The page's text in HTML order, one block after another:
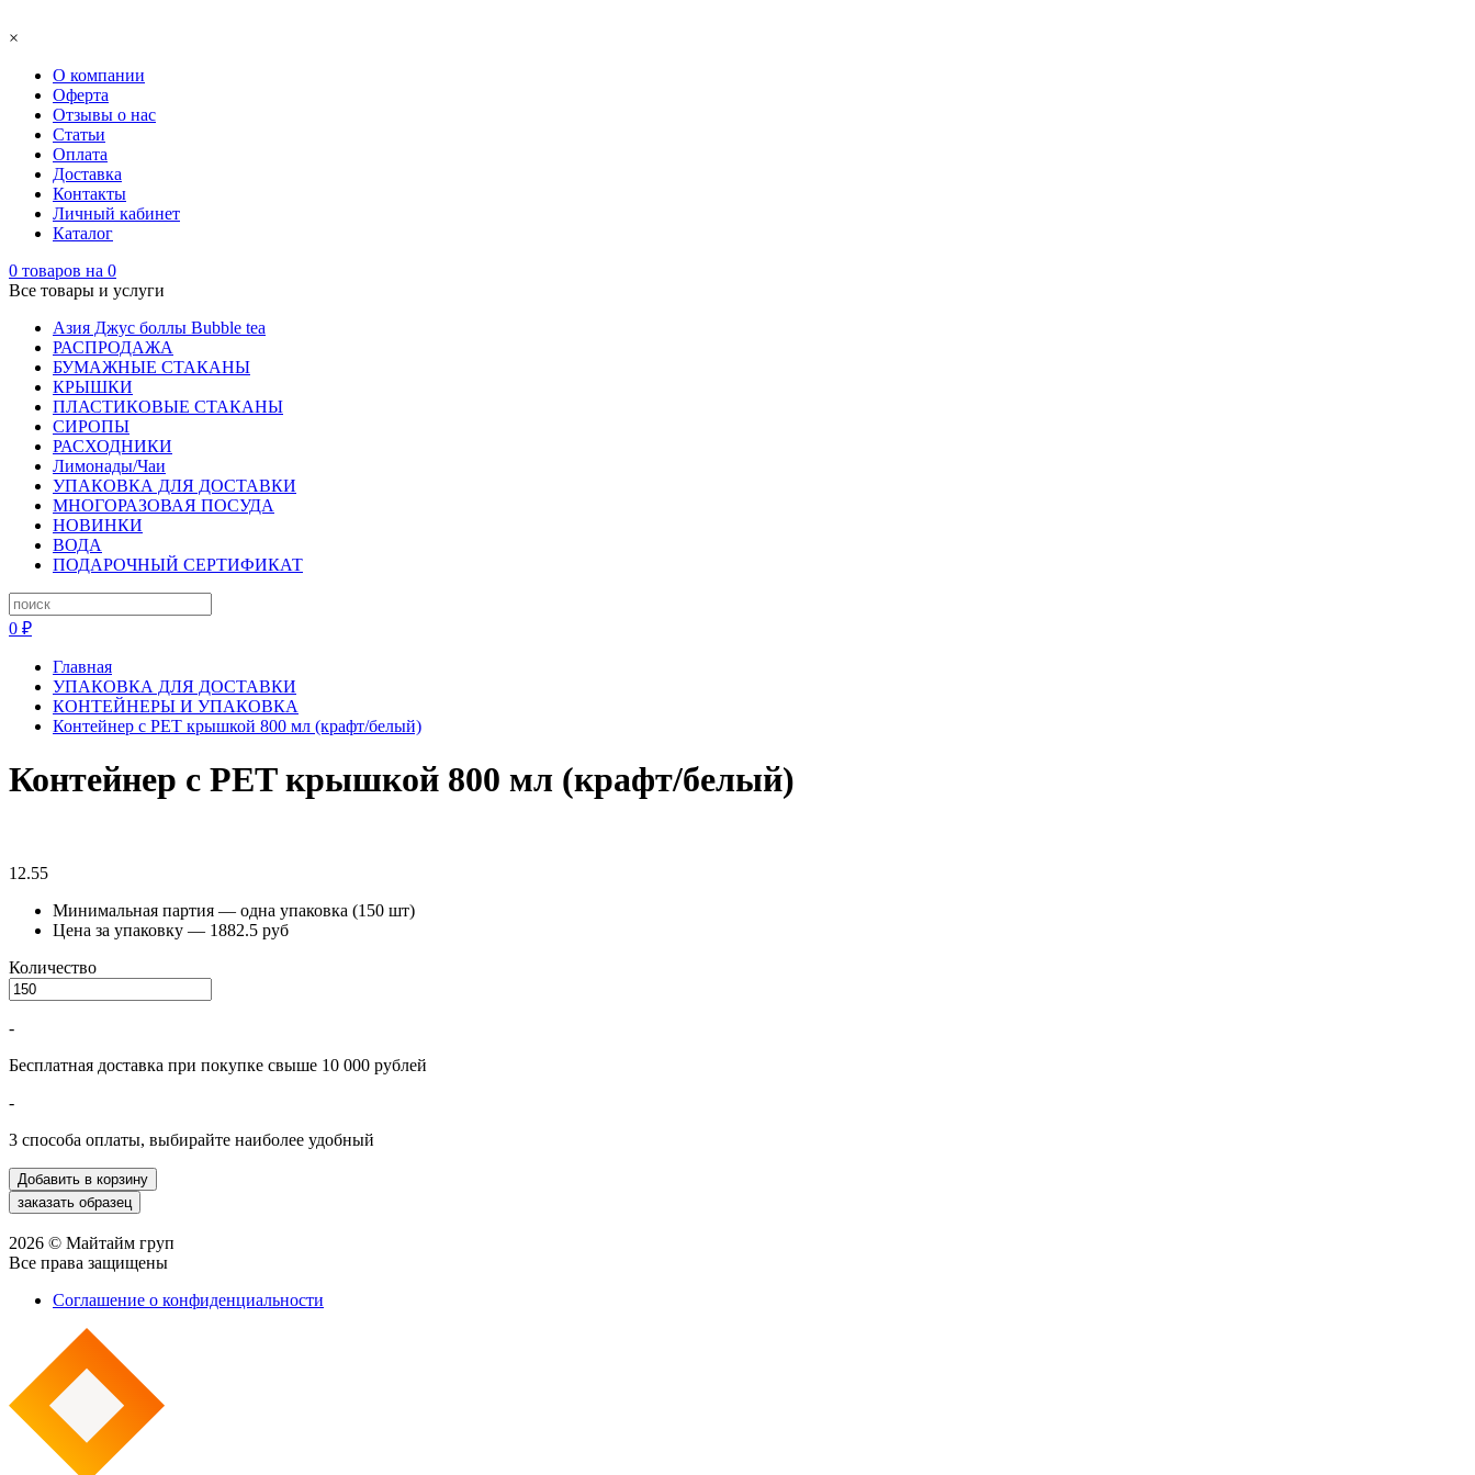
×
О компании
Оферта
Отзывы о нас
Статьи
Оплата
Доставка
Контакты
Личный кабинет
Каталог
0 товаров на 0
Все товары и услуги
Азия Джус боллы Bubble tea
РАСПРОДАЖА
БУМАЖНЫЕ СТАКАНЫ
КРЫШКИ
ПЛАСТИКОВЫЕ СТАКАНЫ
СИРОПЫ
РАСХОДНИКИ
Лимонады/Чаи
УПАКОВКА ДЛЯ ДОСТАВКИ
МНОГОРАЗОВАЯ ПОСУДА
НОВИНКИ
ВОДА
ПОДАРОЧНЫЙ СЕРТИФИКАТ
0 ₽
Главная
УПАКОВКА ДЛЯ ДОСТАВКИ
КОНТЕЙНЕРЫ И УПАКОВКА
Контейнер с PET крышкой 800 мл (крафт/белый)
Контейнер с PET крышкой 800 мл (крафт/белый)
12.55
Минимальная партия — одна упаковка (150 шт)
Цена за упаковку — 1882.5 руб
Количество
-
Бесплатная доставка при покупке свыше 10 000 рублей
-
3 способа оплаты, выбирайте наиболее удобный
2026 © Майтайм груп
Все права защищены
Соглашение о конфиденциальности